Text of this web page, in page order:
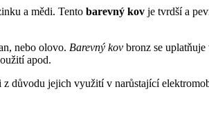
a mědi. Tento barevný kov je tvrdší a
nebo olovo. Barevný kov bronz se
apod.
z důvodu jejich využití v narůstající